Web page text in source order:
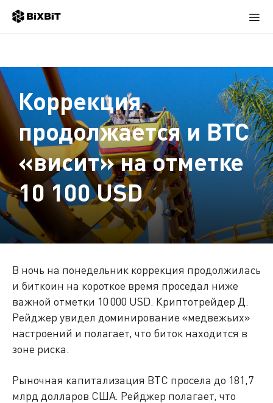
Коррекция
продолжается и BTC
«висит» на отметке
10 100 USD
В ночь на понедельник коррекция продолжилась
и биткоин на короткое время проседал ниже
важной отметки 10 000 USD. Криптотрейдер Д.
Рейджер увидел доминирование «медвежьих»
настроений и полагает, что биток находится в
зоне риска.
Рыночная капитализация BTC просела до 181,7
млрд долларов США. Рейджер полагает, что